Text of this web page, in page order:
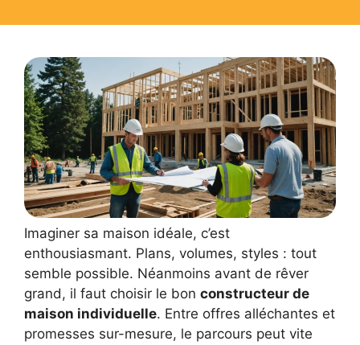
Imaginer sa maison idéale, c’est
enthousiasmant. Plans, volumes, styles : tout
semble possible. Néanmoins avant de rêver
grand, il faut choisir le bon constructeur de
maison individuelle. Entre offres alléchantes et
promesses sur-mesure, le parcours peut vite